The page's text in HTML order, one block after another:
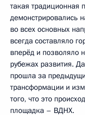
такая традиционная
демонстрировались
во всех основных
всегда составляло
вперёд и позволяло
рубежах развития.
прошла за
трансформации и
того, что это
площадка – ВДНХ.